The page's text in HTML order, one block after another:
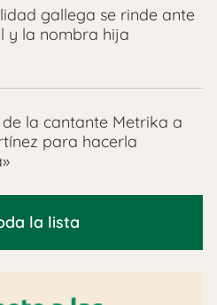
gallega se rinde ante
y la nombra hija
la cantante Metrika a
para hacerla
la lista